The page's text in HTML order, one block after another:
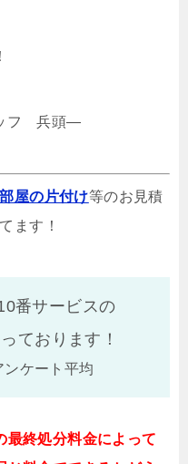
フ 兵頭—
部屋の片付け等のお見積
ます！
番サービスの
ております！
ケート平均
終処分料金によって